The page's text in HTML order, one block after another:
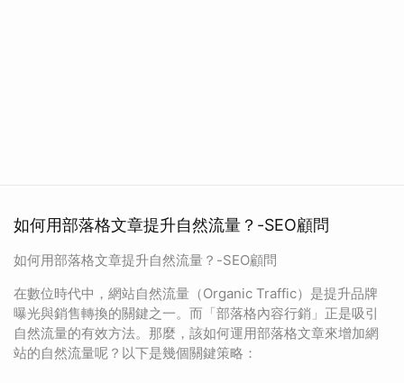
如何用部落格文章提升自然流量？-SEO顧問
如何用部落格文章提升自然流量？-SEO顧問
在數位時代中，網站自然流量（Organic Traffic）是提升品牌
曝光與銷售轉換的關鍵之一。而「部落格內容行銷」正是吸引
自然流量的有效方法。那麼，該如何運用部落格文章來增加網
站的自然流量呢？以下是幾個關鍵策略：